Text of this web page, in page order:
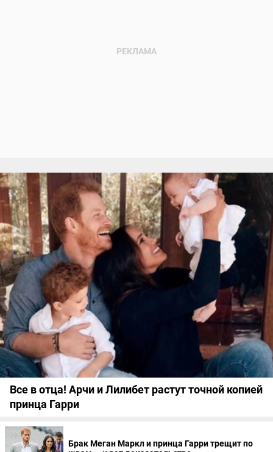
Все в отца! Арчи и Лилибет растут точной копией
принца Гарри
Брак Меган Маркл и принца Гарри трещит по